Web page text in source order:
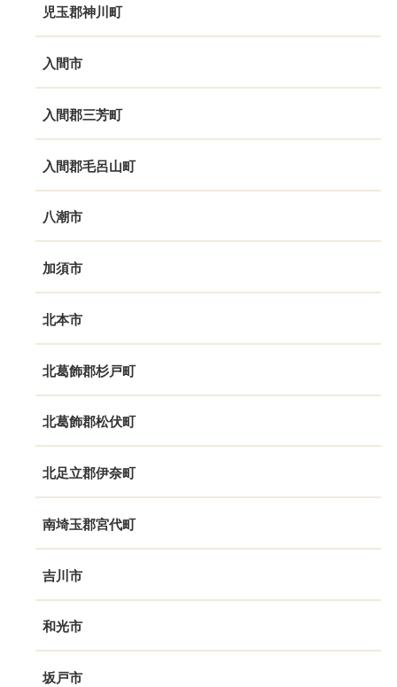
児玉郡神川町
入間市
入間郡三芳町
入間郡毛呂山町
八潮市
加須市
北本市
北葛飾郡杉戸町
北葛飾郡松伏町
北足立郡伊奈町
南埼玉郡宮代町
吉川市
和光市
坂戸市